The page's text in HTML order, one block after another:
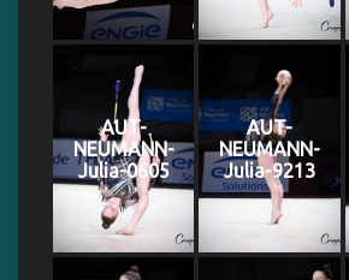
AUT-
NEUMANN-
Julia-0605
AUT-
NEUMANN-
Julia-9213